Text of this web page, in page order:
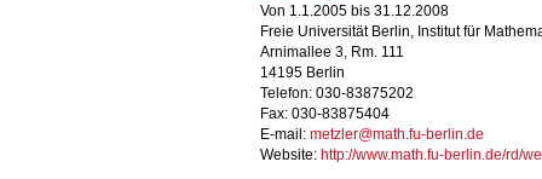
Von 1.1.2005 bis 31.12.2008
Freie Universität Berlin, Institut für
Arnimallee 3, Rm. 111
14195 Berlin
Telefon: 030-83875202
Fax: 030-83875404
E-mail: metzler@math.fu-berlin.de
Website: http://www.math.fu-berlin.de/rd/